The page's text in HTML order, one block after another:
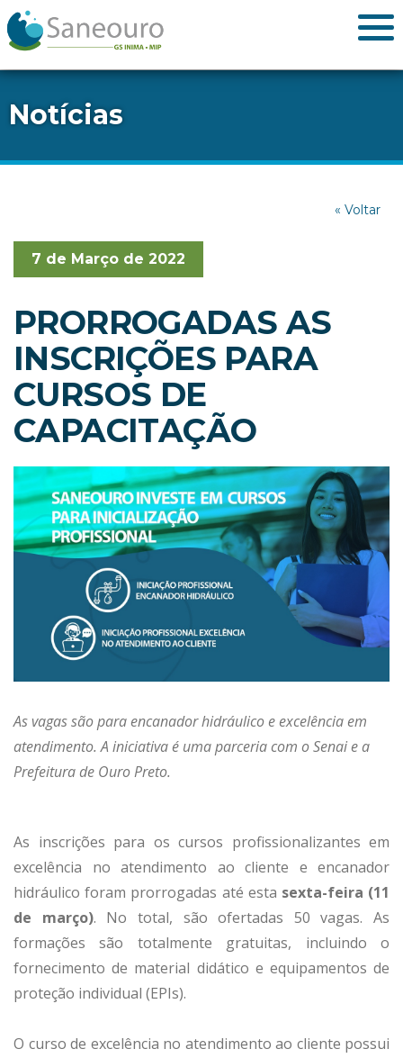
Notícias
« Voltar
7 de Março de 2022
PRORROGADAS AS
INSCRIÇÕES PARA
CURSOS DE
CAPACITAÇÃO
As vagas são para encanador hidráulico e excelência em
atendimento. A iniciativa é uma parceria com o Senai e a
Prefeitura de Ouro Preto.
As inscrições para os cursos profissionalizantes em
excelência no atendimento ao cliente e encanador
hidráulico foram prorrogadas até esta sexta-feira (11
de março). No total, são ofertadas 50 vagas. As
formações são totalmente gratuitas, incluindo o
fornecimento de material didático e equipamentos de
proteção individual (EPIs).
O curso de excelência no atendimento ao cliente possui